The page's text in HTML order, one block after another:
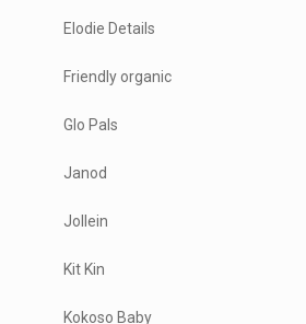
Elodie Details
Friendly organic
Glo Pals
Janod
Jollein
Kit Kin
Kokoso Baby